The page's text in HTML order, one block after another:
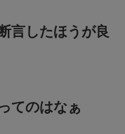
言したほうが良
てのはなぁ